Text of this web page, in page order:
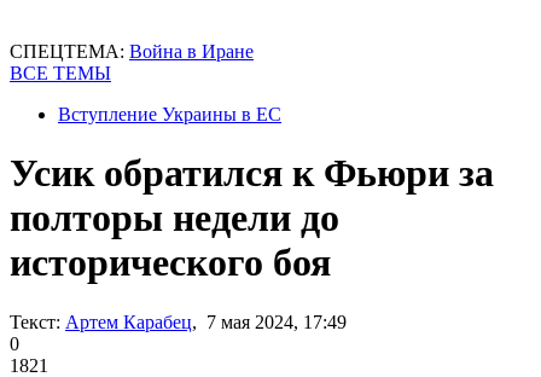
СПЕЦТЕМА: Война в Иране
ВСЕ ТЕМЫ
Вступление Украины в ЕС
Усик обратился к Фьюри за
полторы недели до
исторического боя
Текст: Артем Карабец, 7 мая 2024, 17:49
0
1821